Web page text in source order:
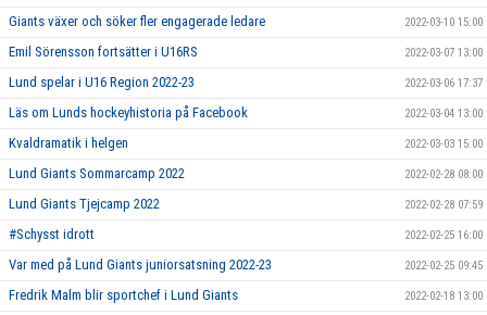
Giants växer och söker fler engagerade ledare 2022-03-10 15:00
Emil Sörensson fortsätter i U16RS 2022-03-07 13:00
Lund spelar i U16 Region 2022-23 2022-03-06 17:37
Läs om Lunds hockeyhistoria på Facebook 2022-03-04 13:00
Kvaldramatik i helgen 2022-03-03 15:00
Lund Giants Sommarcamp 2022 2022-02-28 08:00
Lund Giants Tjejcamp 2022 2022-02-28 07:59
#Schysst idrott 2022-02-25 16:00
Var med på Lund Giants juniorsatsning 2022-23 2022-02-25 09:45
Fredrik Malm blir sportchef i Lund Giants 2022-02-18 13:00